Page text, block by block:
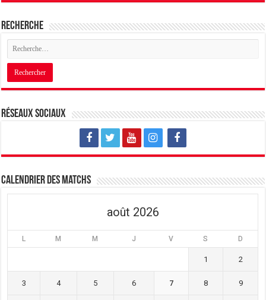
Recherche
Réseaux sociaux
Calendrier des matchs
août 2026
L M M J V S D
1 2
3 4 5 6 7 8 9